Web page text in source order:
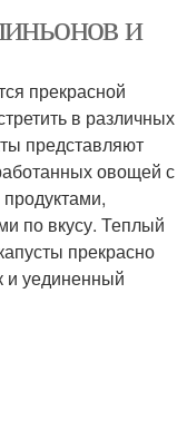
и
прекрасной
в различных
представляют
овощей с
по вкусу. Теплый
прекрасно
и уединенный